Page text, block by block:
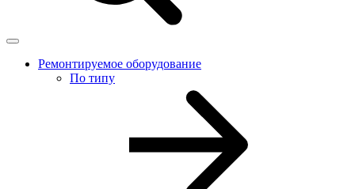
Ремонтируемое оборудование
По типу